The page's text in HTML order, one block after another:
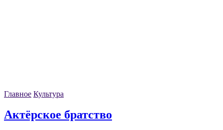
Главное Культура
Актёрское братство